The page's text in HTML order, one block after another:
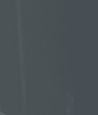
des
ferner
der
das
erfolgt